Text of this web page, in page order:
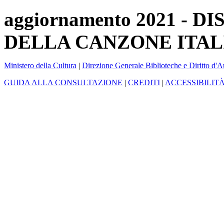
aggiornamento 2021 -
DELLA CANZONE
Ministero della Cultura | Direzione Generale Biblioteche e Diritto
GUIDA ALLA CONSULTAZIONE | CREDITI |